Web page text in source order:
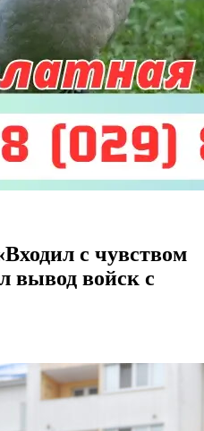
с чувством
вывод войск с